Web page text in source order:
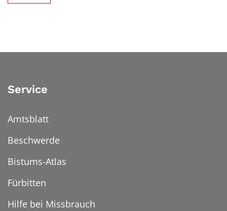
Service
Amtsblatt
Beschwerde
Bistums-Atlas
Fürbitten
Hilfe bei Missbrauch